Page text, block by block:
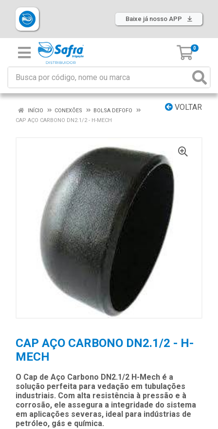
Baixe já nosso APP
0
VOLTAR
INÍCIO CONEXÕES
BOLSA DEFOFO
CAP AÇO CARBONO DN2.1/2 - H-MECH
CAP AÇO CARBONO DN2.1/2 - H-
MECH
O Cap de Aço Carbono DN2.1/2 H-Mech é a
solução perfeita para vedação em tubulações
industriais. Com alta resistência à pressão e à
corrosão, ele assegura a integridade do sistema
em aplicações severas, ideal para indústrias de
petróleo, gás e química.